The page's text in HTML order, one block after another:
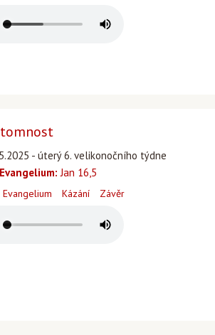
- úterý 6. velikonočního týdne
Evangelium: Jan 16,5
Evangelium Kázání Závěr